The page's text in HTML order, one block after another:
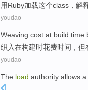
用Ruby加载这个class ，解
youdao
Weaving cost at build time
织 入在构建时花费时间 ， 但
youdao
The load authority allows a